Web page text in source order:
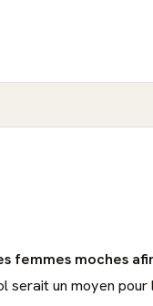
femmes moches
serait un moyen pour